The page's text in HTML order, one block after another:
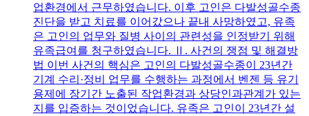
업환경에서 근무하였습니다. 이후 고인은 다발성골수종
진단을 받고 치료를 이어갔으나 끝내 사망하였고, 유족
은 고인의 업무와 질병 사이의 관련성을 인정받기 위해
유족급여를 청구하였습니다. Ⅱ. 사건의 쟁점 및 해결방
법 이번 사건의 핵심은 고인의 다발성골수종이 23년간
기계 수리·정비 업무를 수행하는 과정에서 벤젠 등 유기
용제에 장기간 노출된 작업환경과 상당인과관계가 있는
지를 입증하는 것이었습니다. 유족은 고인이 23년간 설